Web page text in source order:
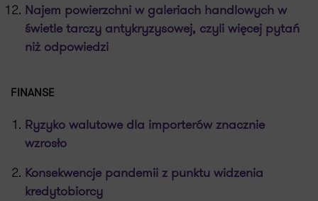
Najem powierzchni w galeriach handlowych w
świetle tarczy antykryzysowej, czyli więcej pytań
niż odpowiedzi
FINANSE
Ryzyko walutowe dla importerów znacznie
wzrosło
Konsekwencje pandemii z punktu widzenia
kredytobiorcy